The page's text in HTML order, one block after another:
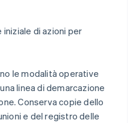
di azioni per
le modalità operative
linea di demarcazione
Conserva copie dello
e del registro delle